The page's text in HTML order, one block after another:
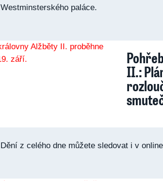
Westminsterského paláce.
II.:
Dění z celého dne můžete sledovat i v